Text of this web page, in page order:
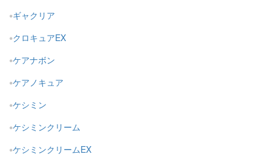
ギャクリア
クロキュアEX
ケアナボン
ケアノキュア
ケシミン
ケシミンクリーム
ケシミンクリームEX